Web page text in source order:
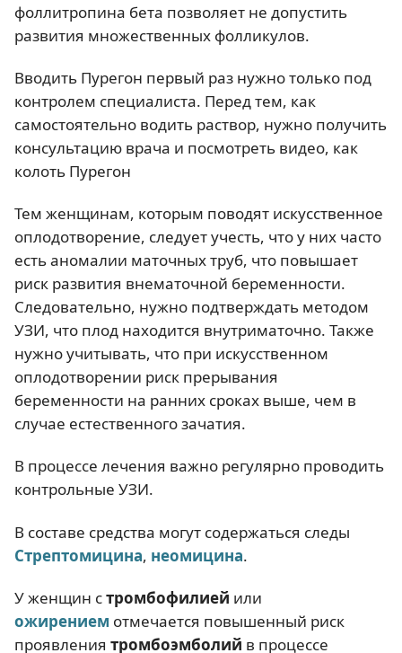
фоллитропина бета позволяет не допустить
развития множественных фолликулов.
Вводить Пурегон первый раз нужно только под
контролем специалиста. Перед тем, как
самостоятельно водить раствор, нужно получить
консультацию врача и посмотреть видео, как
колоть Пурегон
Тем женщинам, которым поводят искусственное
оплодотворение, следует учесть, что у них часто
есть аномалии маточных труб, что повышает
риск развития внематочной беременности.
Следовательно, нужно подтверждать методом
УЗИ, что плод находится внутриматочно. Также
нужно учитывать, что при искусственном
оплодотворении риск прерывания
беременности на ранних сроках выше, чем в
случае естественного зачатия.
В процессе лечения важно регулярно проводить
контрольные УЗИ.
В составе средства могут содержаться следы
Стрептомицина, неомицина.
У женщин стромбофилией или
ожирением отмечается повышенный риск
проявления тромбоэмболий в процессе